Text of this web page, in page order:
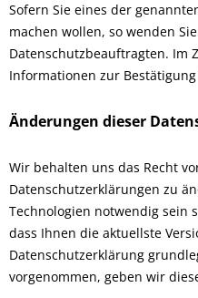
Sofern Sie eines der
machen wollen, so wenden
Datenschutzbeauftragten. Im
Informationen zur
Änderungen dieser
Wir behalten uns das Recht
Datenschutzerklärungen zu
Technologien notwendig sein
dass Ihnen die aktuellste
Datenschutzerklärung
vorgenommen, geben wir